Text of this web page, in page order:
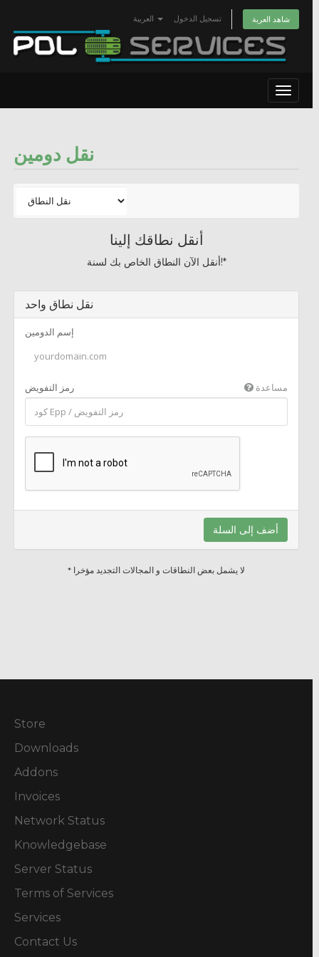
تسجيل الدخول شاهد العربة
Toggle
نقل دومين
أنقل نطاقك إلينا
أنقل الآن النطاق الخاص بك لسنة!*
نقل نطاق واحد
إسم الدومين
رمز التفويض مساعدة
أضف إلى السلة
* لا يشمل بعض النطاقات و المجالات التجديد مؤخرا
Store
Downloads
Addons
Invoices
Network Status
Knowledgebase
Server Status
Terms of Services
Services
Contact Us